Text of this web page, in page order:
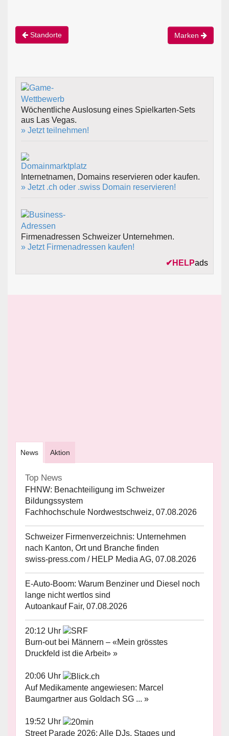
Standorte Marken
Wöchentliche Auslosung eines Spielkarten-Sets
aus Las Vegas.
» Jetzt teilnehmen!
Internetnamen, Domains reservieren oder kaufen.
» Jetzt .ch oder .swiss Domain reservieren!
Firmenadressen Schweizer Unternehmen.
» Jetzt Firmenadressen kaufen!
✔ HELPads
News Aktion
Top News
FHNW: Benachteiligung im Schweizer
Bildungssystem
Fachhochschule Nordwestschweiz, 07.08.2026
Schweizer Firmenverzeichnis: Unternehmen
nach Kanton, Ort und Branche finden
swiss-press.com / HELP Media AG, 07.08.2026
E-Auto-Boom: Warum Benziner und Diesel noch
lange nicht wertlos sind
Autoankauf Fair, 07.08.2026
20:12 Uhr
Burn-out bei Männern – «Mein grösstes
Druckfeld ist die Arbeit» »
20:06 Uhr
Auf Medikamente angewiesen: Marcel
Baumgartner aus Goldach SG ... »
19:52 Uhr
Street Parade 2026: Alle DJs, Stages und